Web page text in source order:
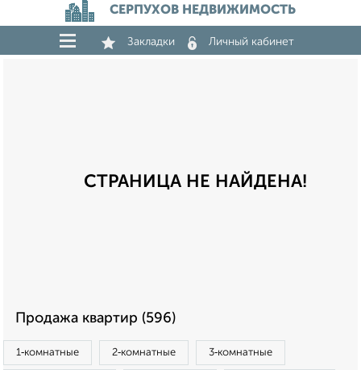
СЕРПУХОВ НЕДВИЖИМОСТЬ
Закладки Личный кабинет
СТРАНИЦА НЕ НАЙДЕНА!
Продажа квартир (596)
1‑комнатные 2‑комнатные 3‑комнатные